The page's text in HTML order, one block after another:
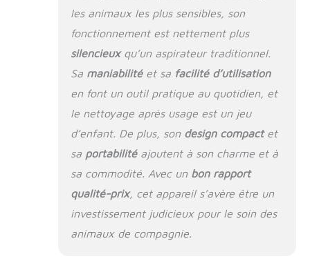
peignes : même sur les poils épais et
les sous-poils épais : la tondeuse à
cheveux glisse doucement et
facilement à travers le pelage. La lame
l'excès de laine et remet en forme le
pelage. Le peigne à clip réglable (6
mm/12 mm/18 mm/24 mm) est
adapté pour couper les cheveux de
différentes longueurs. 【Achetez en
toute confiance】: le kit de soins pour
animaux de compagnie Neakasa de
neabot P1 Pro offre une garantie de 1
an et 45 jours de retour sans souci. Si
vous avez des problèmes ou des
nous contacter par message Amazon
les animaux les plus sensibles, son
fonctionnement est nettement plus
silencieuxqu’un aspirateur traditionnel.
Sa maniabilitéet sa facilité d’utilisation
en font un outil pratique au quotidien, et
le nettoyage après usage est un jeu
d’enfant. De plus, son design compactet
sa portabilitéajoutent à son charme et à
sa commodité. Avec un bon rapport
qualité-prix, cet appareil s’avère être un
investissement judicieux pour le soin des
animaux de compagnie.